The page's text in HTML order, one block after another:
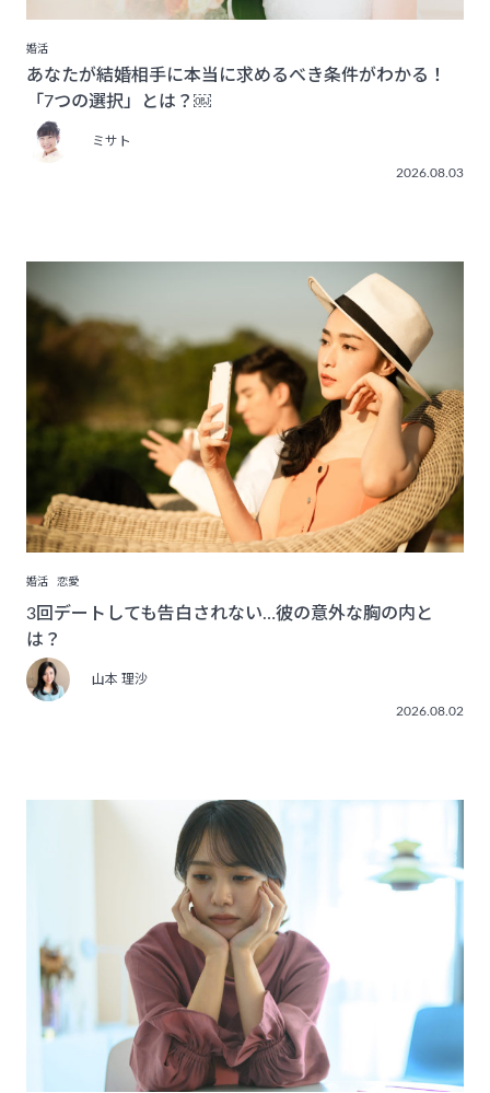
婚活
あなたが結婚相手に本当に求めるべき条件がわかる！
「7つの選択」とは？￼
ミサト
2026.08.03
婚活 恋愛
3回デートしても告白されない…彼の意外な胸の内と
は？
山本 理沙
2026.08.02